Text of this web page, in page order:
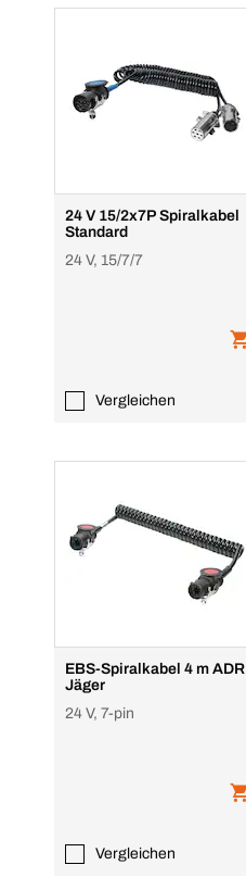
24 V 15/2x7P Spiralkabel
Standard
24 V, 15/7/7
Vergleichen
EBS-Spiralkabel 4 m ADR
Jäger
24 V, 7-pin
Vergleichen